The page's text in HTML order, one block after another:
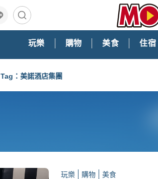
玩樂 購物 美食 住宿
Tag：美諾酒店集團
玩樂 購物 美食